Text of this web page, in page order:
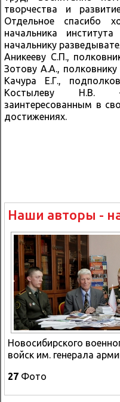
творчества и
Отдельное спасибо
начальника
начальнику
Аникееву С.П.,
Зотову А.А.,
Качура Е.Г.,
Костылеву Н.В.
заинтересованным в
достижениях.
Наши авторы -
Новосибирского
войск им. генерала
27 Фото